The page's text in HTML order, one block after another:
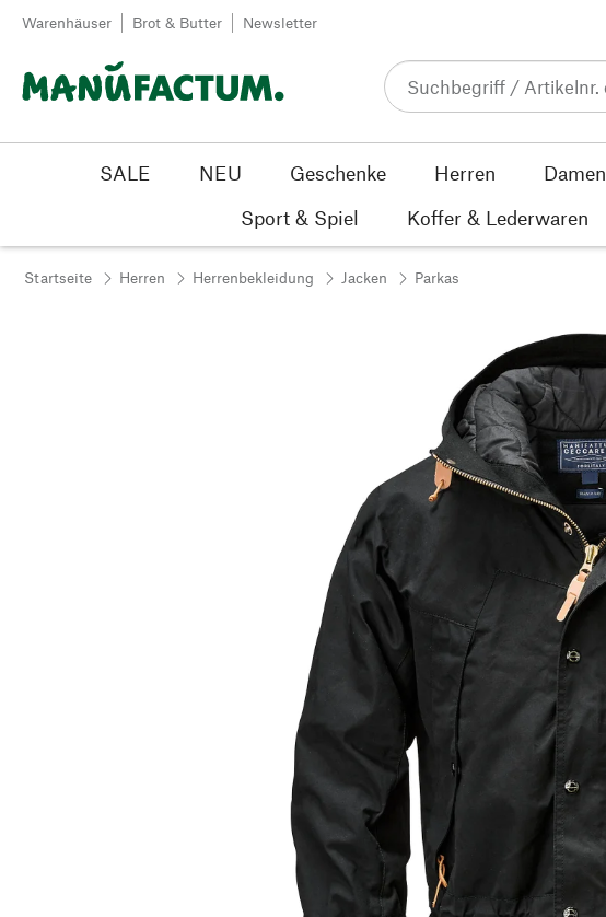
Zum Inhalt springen
Warenhäuser Brot & Butter Newsletter
SALE NEU Geschenke Herren Damen
Sport & Spiel
Koffer & Lederwaren
Startseite Herren Herrenbekleidung Jacken Parkas